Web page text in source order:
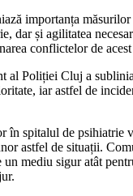
importanța măsurilor
dar și agilitatea
conflictelor de acest
al Poliției Cluj a
iar astfel de
în spitalul de psihiatrie
astfel de situații.
un mediu sigur atât